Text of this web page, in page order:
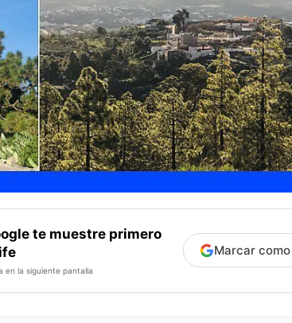
te muestre primero
en la siguiente pantalla
Marcar